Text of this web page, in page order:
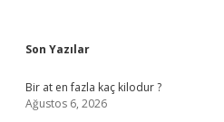
Sidebar
Son Yazılar
Bir at en fazla kaç kilodur ?
Ağustos 6, 2026